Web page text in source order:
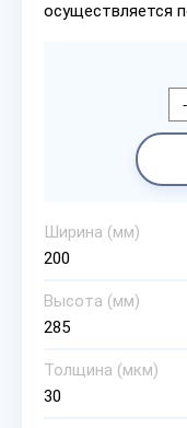
осуществляется
-
Ширина (мм)
200
Высота (мм)
285
Толщина (мкм)
30